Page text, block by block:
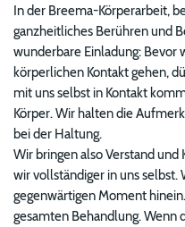
In der Breema-Körperarbeit,
ganzheitliches Berühren und
wunderbare Einladung: Bevor
körperlichen Kontakt gehen,
mit uns selbst in Kontakt
Körper. Wir halten die
bei der Haltung.
Wir bringen also Verstand
wir vollständiger in uns selbst.
gegenwärtigen Moment
gesamten Behandlung. Wenn